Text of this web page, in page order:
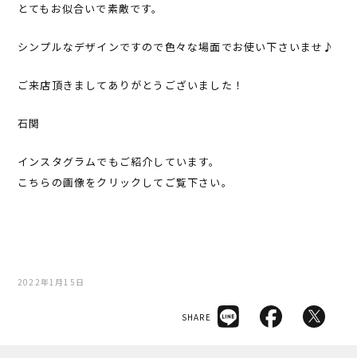
とてもお似合いで素敵です。
シンプルなデザインですので色々な場面でお使い下さいませ♪
ご来店頂きましてありがとうございました！
石関
インスタグラムでもご紹介しています。
こちらの画像をクリックしてご覧下さい。
2022年1月15日
SHARE